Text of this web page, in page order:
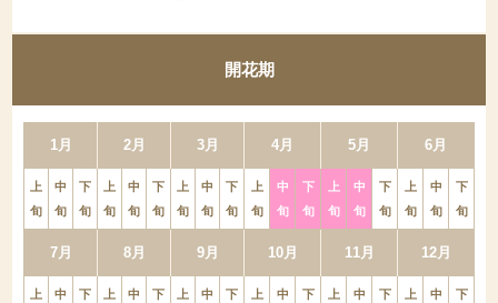
開花期
1月 2月 3月 4月 5月 6月
上
旬
中
旬
下
旬
上
旬
中
旬
下
旬
上
旬
中
旬
下
旬
上
旬
中
旬
下
旬
上
旬
中
旬
下
旬
上
旬
中
旬
下
旬
7月 8月 9月 10月 11月 12月
上
中
下
上
中
下
上
中
下
上
中
下
上
中
下
上
中
下